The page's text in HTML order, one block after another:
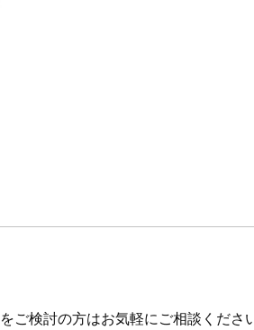
ご検討の方はお気軽にご相談くださ